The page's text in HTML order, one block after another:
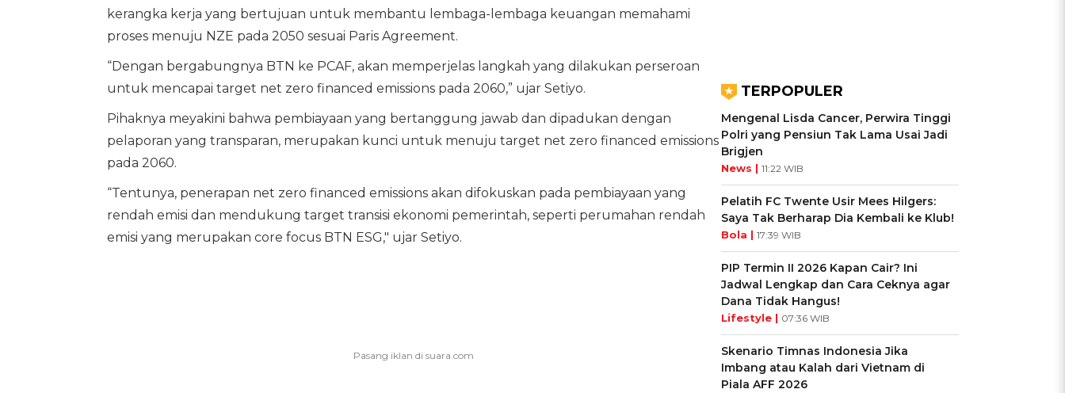
kerangka kerja yang bertujuan untuk membantu lembaga-lembaga keuangan memahami
proses menuju NZE pada 2050 sesuai Paris Agreement.
“Dengan bergabungnya BTN ke PCAF, akan memperjelas langkah yang dilakukan perseroan
untuk mencapai target net zero financed emissions pada 2060,” ujar Setiyo.
Pihaknya meyakini bahwa pembiayaan yang bertanggung jawab dan dipadukan dengan
pelaporan yang transparan, merupakan kunci untuk menuju target net zero financed emissions
pada 2060.
“Tentunya, penerapan net zero financed emissions akan difokuskan pada pembiayaan yang
rendah emisi dan mendukung target transisi ekonomi pemerintah, seperti perumahan rendah
emisi yang merupakan core focus BTN ESG," ujar Setiyo.
TERPOPULER
Mengenal Lisda Cancer, Perwira Tinggi
Polri yang Pensiun Tak Lama Usai Jadi
Brigjen
News | 11:22 WIB
Pelatih FC Twente Usir Mees Hilgers:
Saya Tak Berharap Dia Kembali ke Klub!
Bola | 17:39 WIB
PIP Termin II 2026 Kapan Cair? Ini
Jadwal Lengkap dan Cara Ceknya agar
Dana Tidak Hangus!
Lifestyle | 07:36 WIB
Skenario Timnas Indonesia Jika
Imbang atau Kalah dari Vietnam di
Piala AFF 2026